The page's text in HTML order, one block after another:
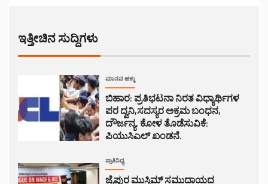
ಇತ್ತೀಚಿನ ಸುದ್ದಿಗಳು
ಮಾನವ ಹಕ್ಕು
ಬಿಹಾರ: ಪ್ರತಿಭಟನಾ ನಿರತ ವಿಧ್ಯಾರ್ಥಿಗಳ
ಪರ ದ್ವನಿ,ಸದಸ್ಯರ ಅಕ್ರಮ ಬಂಧನ,
ದೌರ್ಜನ್ಯ, ಕೋಳ ತೊಡೆಸುವಿಕೆ:
ಪಿಯುಸಿಎಲ್ ಖಂಡನೆ.
ಪ್ರಾತಿನಿಧ್ಯ
ಜೈಪುರ ಮುಸ್ಲಿಮ್ ಸಮುದಾಯದ